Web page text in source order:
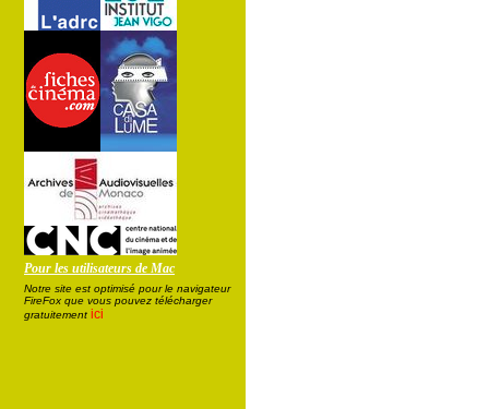
Pour les utilisateurs de Mac
Notre site est optimisé pour le navigateur
FireFox que vous pouvez télécharger
gratuitement ici